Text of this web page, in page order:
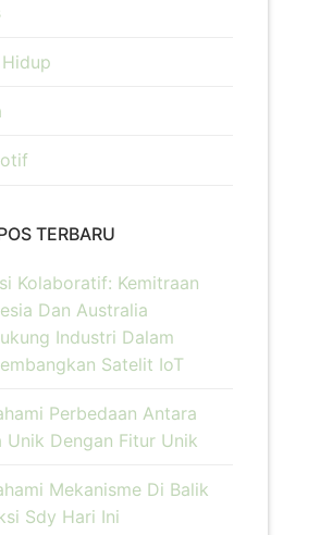
TERBARU
Kolaboratif: Kemitraan
Dan Australia
Industri Dalam
Satelit IoT
Perbedaan Antara
Unik Dengan Fitur Unik
Mekanisme Di Balik
Sdy Hari Ini